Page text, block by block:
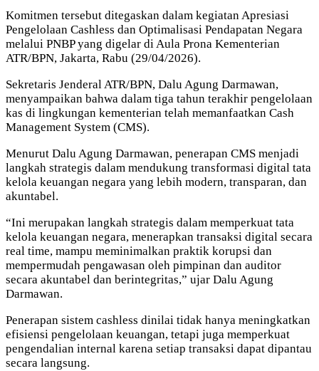
Komitmen tersebut ditegaskan dalam kegiatan Apresiasi
Pengelolaan Cashless dan Optimalisasi Pendapatan Negara
melalui PNBP yang digelar di Aula Prona Kementerian
ATR/BPN, Jakarta, Rabu (29/04/2026).
Sekretaris Jenderal ATR/BPN, Dalu Agung Darmawan,
menyampaikan bahwa dalam tiga tahun terakhir pengelolaan
kas di lingkungan kementerian telah memanfaatkan Cash
Management System (CMS).
Menurut Dalu Agung Darmawan, penerapan CMS menjadi
langkah strategis dalam mendukung transformasi digital tata
kelola keuangan negara yang lebih modern, transparan, dan
akuntabel.
“Ini merupakan langkah strategis dalam memperkuat tata
kelola keuangan negara, menerapkan transaksi digital secara
real time, mampu meminimalkan praktik korupsi dan
mempermudah pengawasan oleh pimpinan dan auditor
secara akuntabel dan berintegritas,” ujar Dalu Agung
Darmawan.
Penerapan sistem cashless dinilai tidak hanya meningkatkan
efisiensi pengelolaan keuangan, tetapi juga memperkuat
pengendalian internal karena setiap transaksi dapat dipantau
secara langsung.